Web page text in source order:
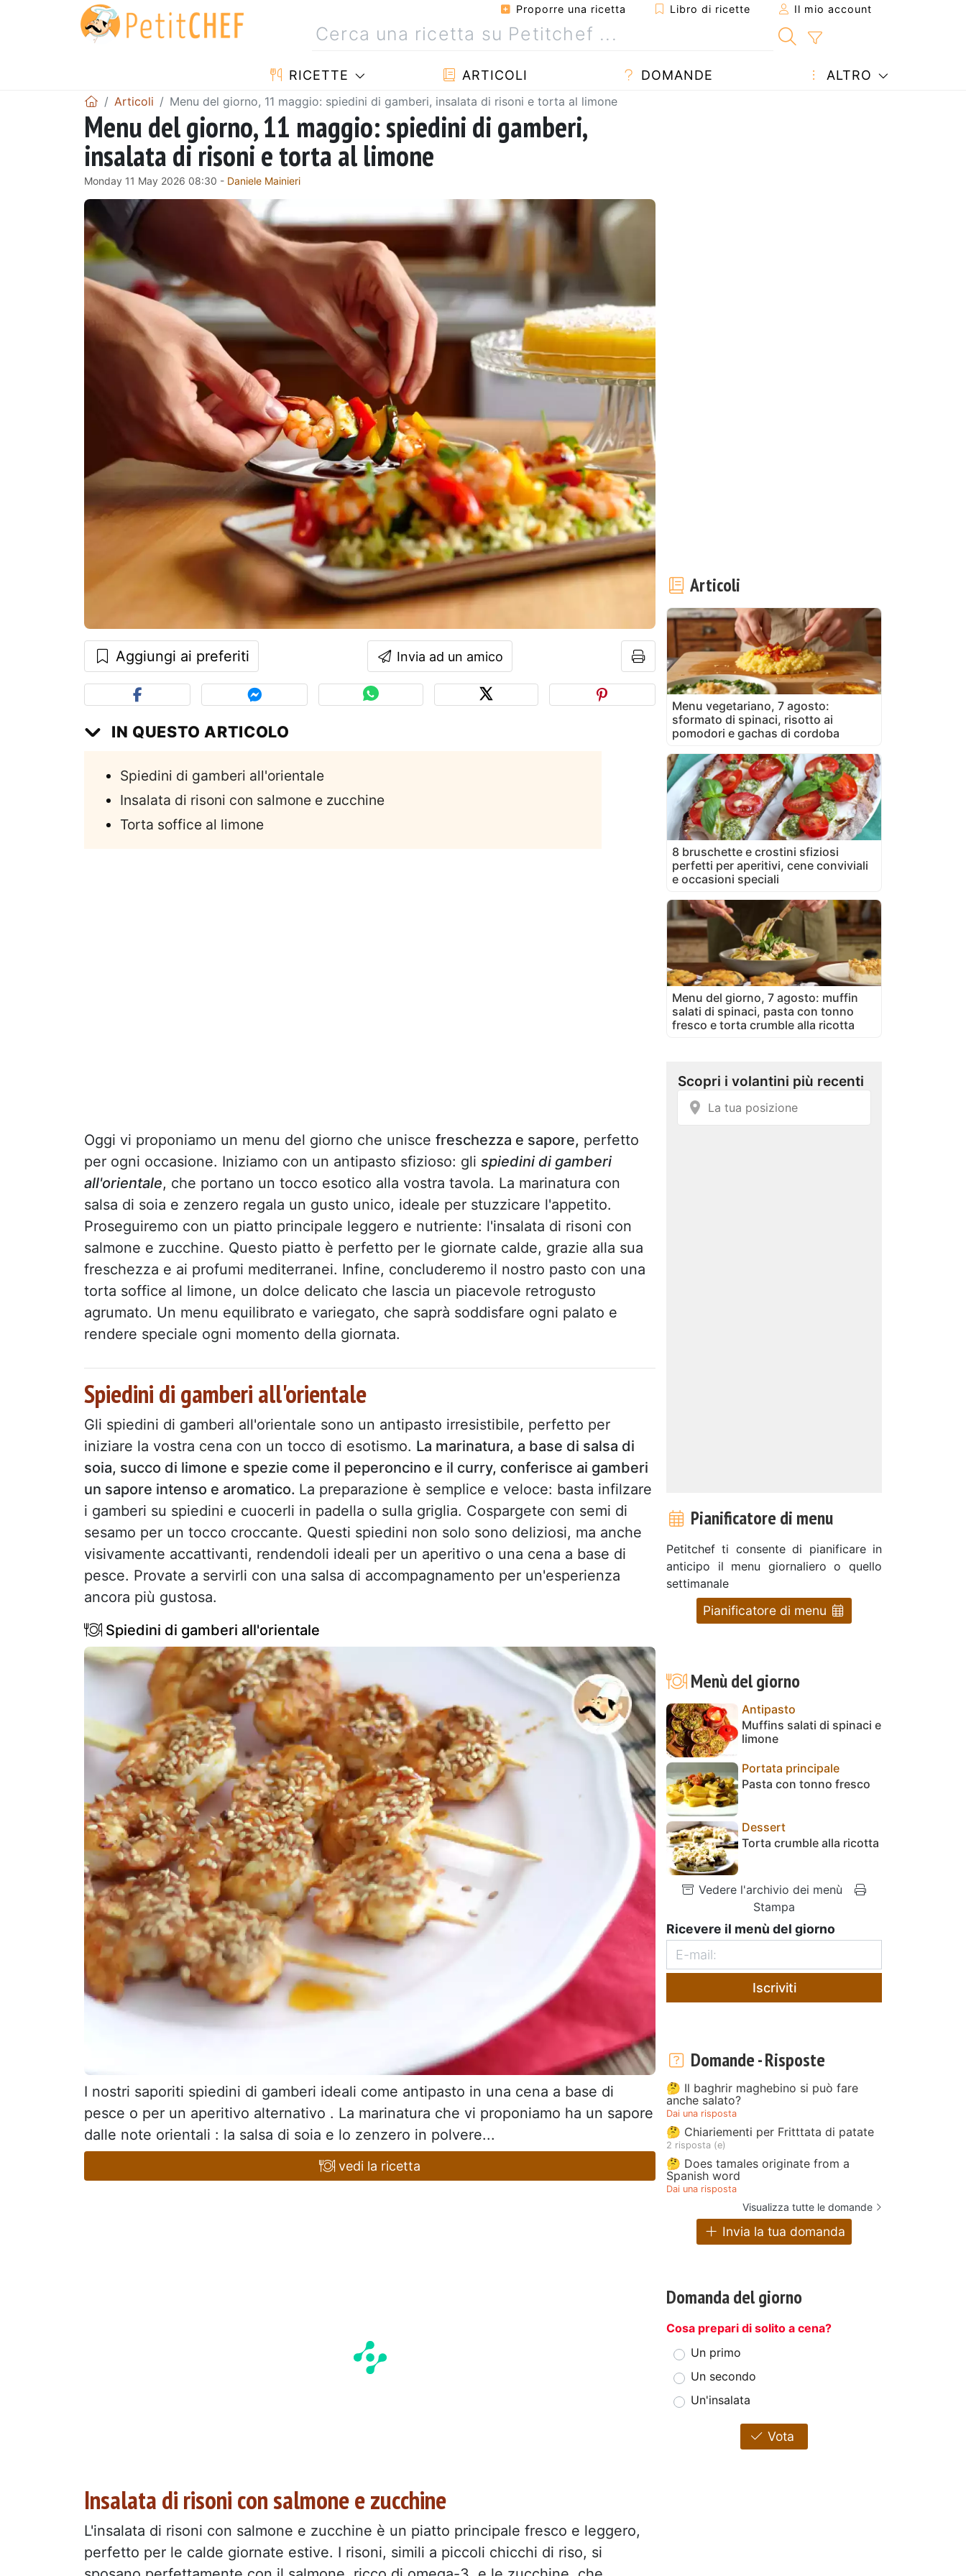
Proporre una ricetta Libro di ricette Il mio account
RICETTE ARTICOLI DOMANDE ALTRO
Articoli Menu del giorno, 11 maggio: spiedini di gamberi, insalata di risoni e torta al limone
Menu del giorno, 11 maggio: spiedini di gamberi,
insalata di risoni e torta al limone
Monday 11 May 2026 08:30 - Daniele Mainieri
Aggiungi ai preferiti Invia ad un amico
IN QUESTO ARTICOLO
Spiedini di gamberi all'orientale
Insalata di risoni con salmone e zucchine
Torta soffice al limone
Oggi vi proponiamo un menu del giorno che unisce freschezza e sapore, perfetto
per ogni occasione. Iniziamo con un antipasto sfizioso: gli spiedini di gamberi
all'orientale, che portano un tocco esotico alla vostra tavola. La marinatura con
salsa di soia e zenzero regala un gusto unico, ideale per stuzzicare l'appetito.
Proseguiremo con un piatto principale leggero e nutriente: l'insalata di risoni con
salmone e zucchine. Questo piatto è perfetto per le giornate calde, grazie alla sua
freschezza e ai profumi mediterranei. Infine, concluderemo il nostro pasto con una
torta soffice al limone, un dolce delicato che lascia un piacevole retrogusto
agrumato. Un menu equilibrato e variegato, che saprà soddisfare ogni palato e
rendere speciale ogni momento della giornata.
Spiedini di gamberi all'orientale
Gli spiedini di gamberi all'orientale sono un antipasto irresistibile, perfetto per
iniziare la vostra cena con un tocco di esotismo. La marinatura, a base di salsa di
soia, succo di limone e spezie come il peperoncino e il curry, conferisce ai gamberi
un sapore intenso e aromatico. La preparazione è semplice e veloce: basta infilzare
i gamberi su spiedini e cuocerli in padella o sulla griglia. Cospargete con semi di
sesamo per un tocco croccante. Questi spiedini non solo sono deliziosi, ma anche
visivamente accattivanti, rendendoli ideali per un aperitivo o una cena a base di
pesce. Provate a servirli con una salsa di accompagnamento per un'esperienza
ancora più gustosa.
Spiedini di gamberi all'orientale
I nostri saporiti spiedini di gamberi ideali come antipasto in una cena a base di
pesce o per un aperitivo alternativo . La marinatura che vi proponiamo ha un sapore
dalle note orientali : la salsa di soia e lo zenzero in polvere...
vedi la ricetta
Insalata di risoni con salmone e zucchine
L'insalata di risoni con salmone e zucchine è un piatto principale fresco e leggero,
perfetto per le calde giornate estive. I risoni, simili a piccoli chicchi di riso, si
Articoli
Menu vegetariano, 7 agosto:
sformato di spinaci, risotto ai
pomodori e gachas di cordoba
8 bruschette e crostini sfiziosi
perfetti per aperitivi, cene conviviali
e occasioni speciali
Menu del giorno, 7 agosto: muffin
salati di spinaci, pasta con tonno
fresco e torta crumble alla ricotta
Pianificatore di menu
Petitchef ti consente di pianificare in
anticipo il menu giornaliero o quello
settimanale
Pianificatore di menu
Menù del giorno
Antipasto
Muffins salati di spinaci e
limone
Portata principale
Pasta con tonno fresco
Dessert
Torta crumble alla ricotta
Vedere l'archivio dei menù
Stampa
Ricevere il menù del giorno
Iscriviti
Domande - Risposte
🤔 Il baghrir maghebino si può fare
anche salato?
Dai una risposta
🤔 Chiariementi per Fritttata di patate
2 risposta (e)
🤔 Does tamales originate from a
Spanish word
Dai una risposta
Visualizza tutte le domande
Invia la tua domanda
Domanda del giorno
Cosa prepari di solito a cena?
Un primo
Un secondo
Un'insalata
Vota